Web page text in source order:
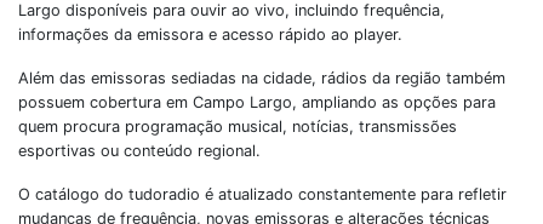
Largo disponíveis para ouvir ao vivo, incluindo frequência,
informações da emissora e acesso rápido ao player.
Além das emissoras sediadas na cidade, rádios da região também
possuem cobertura em Campo Largo, ampliando as opções para
quem procura programação musical, notícias, transmissões
esportivas ou conteúdo regional.
O catálogo do tudoradio é atualizado constantemente para refletir
mudanças de frequência, novas emissoras e alterações técnicas